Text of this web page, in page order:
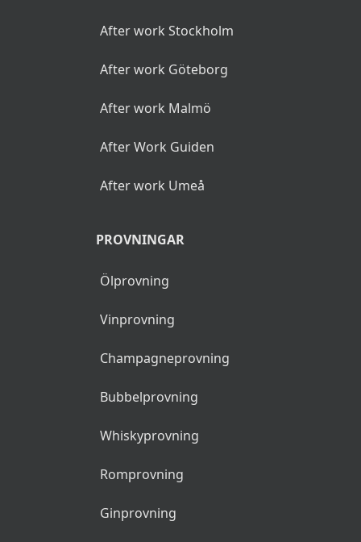
After work Stockholm
After work Göteborg
After work Malmö
After Work Guiden
After work Umeå
PROVNINGAR
Ölprovning
Vinprovning
Champagneprovning
Bubbelprovning
Whiskyprovning
Romprovning
Ginprovning